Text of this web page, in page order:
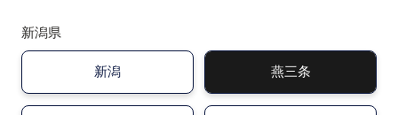
新潟県
新潟 燕三条